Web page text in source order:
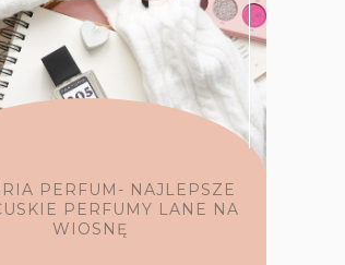
PERFUM- NAJLEPSZE
PERFUMY LANE NA
WIOSNĘ